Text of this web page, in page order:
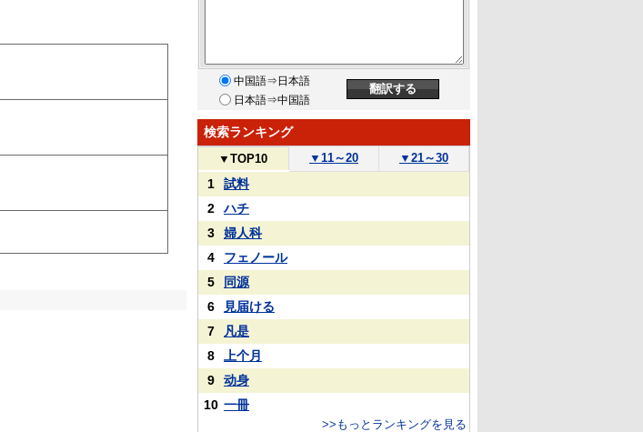
中国語⇒日本語
日本語⇒中国語
検索ランキング
▼ TOP10 ▼ 11～20 ▼ 21～30
1
試料
2
ハチ
3
婦人科
4
フェノール
5
同源
6
見届ける
7
凡是
8
上个月
9
动身
10 一冊
>>もっとランキングを見る